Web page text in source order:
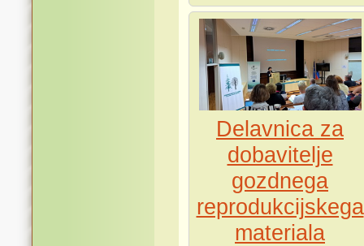
Delavnica za
dobavitelje
gozdnega
reprodukcijskega
materiala